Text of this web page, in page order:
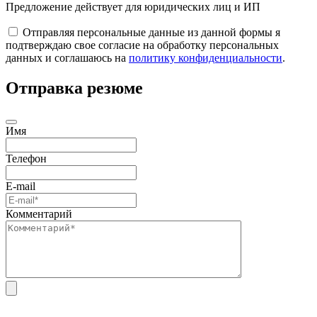
Предложение действует для юридических лиц и ИП
Отправляя персональные данные из данной формы я
подтверждаю свое согласие на обработку персональных
данных и соглашаюсь на политику конфиденциальности.
Отправка резюме
Имя
Телефон
E-mail
Комментарий